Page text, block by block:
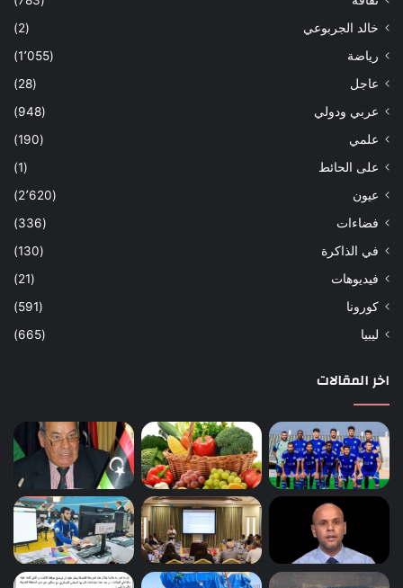
خالد الجربوعي
(2)
رياضة
(1٬055)
عاجل
(28)
عربي ودولي
(948)
علمي
(190)
على الحائط
(1)
عيون
(2٬620)
فضاءات
(336)
في الذاكرة
(130)
فيديوهات
(21)
كورونا
(591)
ليبيا
(665)
اخر المقالات